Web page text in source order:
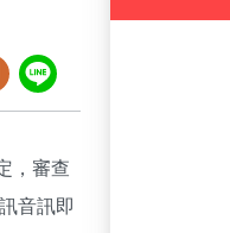
Plurk
，審查
音訊即